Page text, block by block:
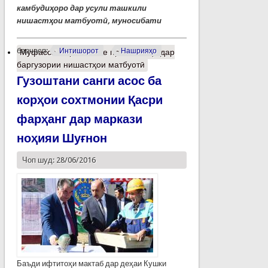
камбудиҳоро дар усули ташкили
нишастҳои матбуотӣ, муносибати
барчасп: Интишорот Нашрияҳо
Муфассалтаро Баъзе проблемаҳо дар
баргузории нишастҳои матбуотӣ
Гузоштани санги асос ба
корҳои сохтмонии Қасри
фарҳанг дар маркази
ноҳияи Шуғнон
Чоп шуд: 28/06/2016
Баъди ифтитоҳи мактаб дар деҳаи Кушки